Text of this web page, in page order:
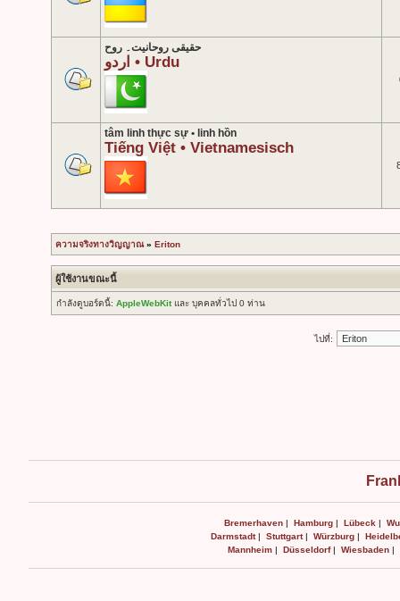
حقیقی روحانیت۔ روح
اردو • Urdu
tâm linh thực sự • linh hồn
Tiếng Việt • Vietnamesisch
ความจริงทางวิญญาณ» Eriton
ผู้ใช้งานขณะนี้
กำลังดูบอร์ดนี้: AppleWebKitและ บุคคลทั่วไป 0 ท่าน
ไปที่:
Bremerhaven | Hamburg | Lübeck |
Darmstadt| Stuttgart| Würzburg|
Mannheim | Düsseldorf| Wiesbaden |